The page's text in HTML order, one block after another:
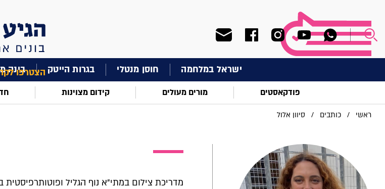
הצטרפו ישראל במלחמה חוסן מנטלי בגרות הייטק בינה
פודקאסטים מורים מעולים קידום מצוינות
ראשי / כותבים / סיוון אלול
מדריכת צילום במתי"א נוף הגליל